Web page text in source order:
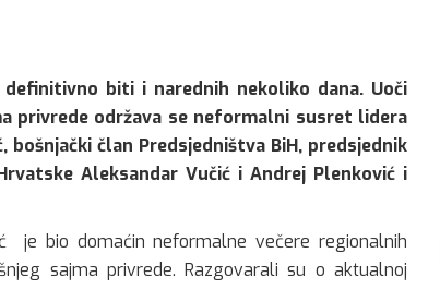
biti i narednih nekoliko dana. Uoči
privrede održava se neformalni susret lidera
član Predsjedništva BiH, predsjednik
Aleksandar Vučić i Andrej Plenković i
je bio domaćin neformalne večere regionalnih
sajma privrede. Razgovarali su o aktualnoj